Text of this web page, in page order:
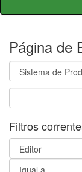
Página de
Filtros